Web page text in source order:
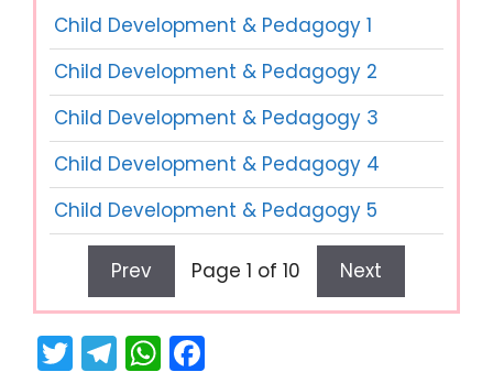
Child Development & Pedagogy 1
Child Development & Pedagogy 2
Child Development & Pedagogy 3
Child Development & Pedagogy 4
Child Development & Pedagogy 5
Prev Page 1 of 10 Next
T T W